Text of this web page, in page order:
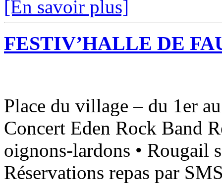
[En savoir plus]
FESTIV’HALLE DE
Place du village – du 1er
Concert Eden Rock Band
oignons-lardons • Rougail
Réservations repas par